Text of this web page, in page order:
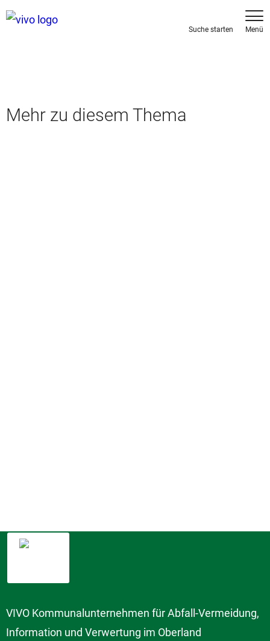
Mehr zu diesem Thema
VIVO Kommunalunternehmen für Abfall-Vermeidung,
Information und Verwertung im Oberland